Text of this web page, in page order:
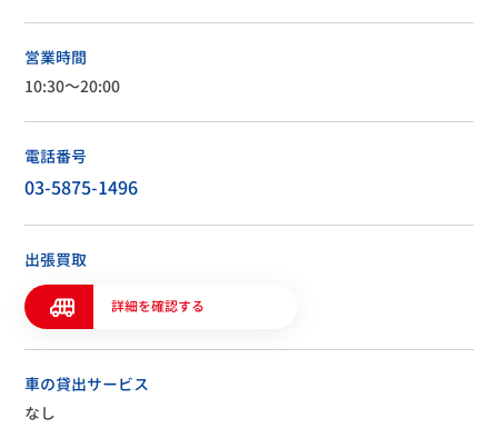
営業時間
10:30～20:00
電話番号
03-5875-1496
出張買取
詳細を確認する
車の貸出サービス
なし